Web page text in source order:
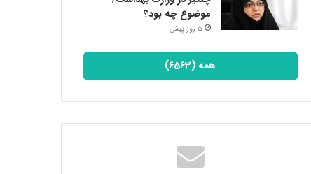
موضوع چه بود؟
5 روز پیش
همه (6563)